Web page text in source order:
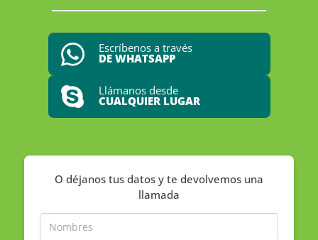
Escríbenos a través
DE WHATSAPP
Llámanos desde
CUALQUIER LUGAR
O déjanos tus datos y te devolvemos una
llamada